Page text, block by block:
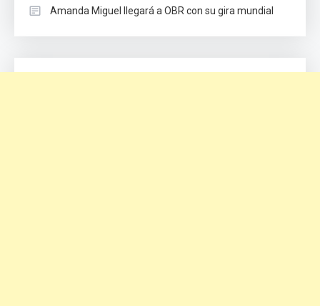
Amanda Miguel llegará a OBR con su gira mundial